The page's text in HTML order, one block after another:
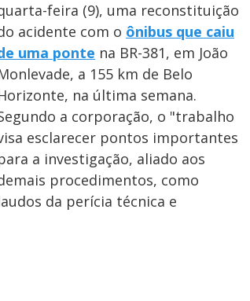
feira (9), uma reconstituição
acidente com o ônibus que caiu
uma ponte na BR-381, em João
a 155 km de Belo
na última semana.
a corporação, o "trabalho
esclarecer pontos importantes
a investigação, aliado aos
procedimentos, como
da perícia técnica e